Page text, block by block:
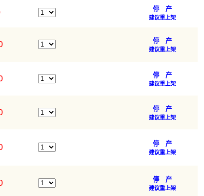
停 产
建议重上架
停 产
建议重上架
停 产
建议重上架
停 产
建议重上架
停 产
建议重上架
停 产
建议重上架